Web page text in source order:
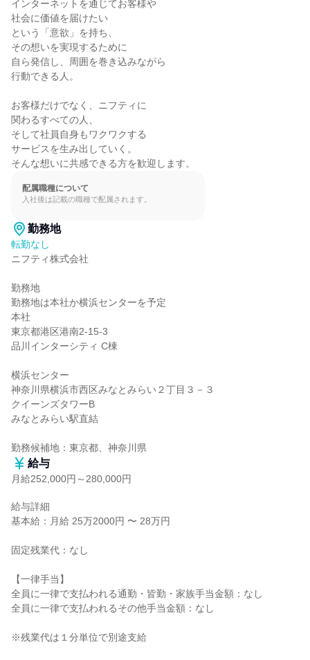
インターネットを通じてお客様や
社会に価値を届けたい
という「意欲」を持ち、
その想いを実現するために
自ら発信し、周囲を巻き込みながら
行動できる人。
お客様だけでなく、ニフティに
関わるすべての人、
そして社員自身もワクワクする
サービスを生み出していく。
そんな想いに共感できる方を歓迎します。
配属職種について
入社後は記載の職種で配属されます。
勤務地
転勤なし
ニフティ株式会社
勤務地
勤務地は本社か横浜センターを予定
本社
東京都港区港南2-15-3
品川インターシティ C棟
横浜センター
神奈川県横浜市西区みなとみらい２丁目３－３
クイーンズタワーB
みなとみらい駅直結
勤務候補地：東京都、神奈川県
給与
月給252,000円～280,000円
給与詳細
基本給：月給 25万2000円 〜 28万円
固定残業代：なし
【一律手当】
全員に一律で支払われる通勤・皆勤・家族手当金額：なし
全員に一律で支払われるその他手当金額：なし
※残業代は１分単位で別途支給